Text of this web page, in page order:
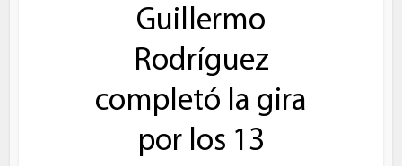
Guillermo
Rodríguez
completó la gira
por los 13